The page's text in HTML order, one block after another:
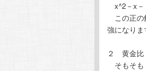
x^2－x－
この正の
強になりま
２ 黄金比
そもそも